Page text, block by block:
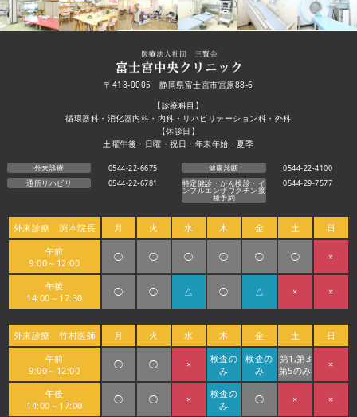
〒418-0005 静岡県富士宮市宮原88-6
【診療科目】
循環器科・消化器内科・内科・リハビリテーション科・外科
【休診日】
土曜午後・日曜・祝日・年末年始・夏季
外来診療 0544-22-6675 健康診断
0544-22-4100
通所リハビリ
0544-22-6781 特定健診・がん検診・イ
ンフルエンザワクチン接
種予約
0544-29-7577
外来診療 渕本院長 月 火 水 木 金 土
日
午前
9:00～12:00
◯ ◯ ◯ ◯ ◯ ◯ ×
午後
14:00～17:30
◯ ◯ △ ◯ △ × ×
外来診療 竹村医師 月 火 水 木 金 土
日
午前
9:00～12:00
◯ ◯ ×
検査の
み
検査の
み
第1,第3
第5のみ
×
午後
14:00～17:00
◯ ◯ ×
検査の
み
◯ × ×